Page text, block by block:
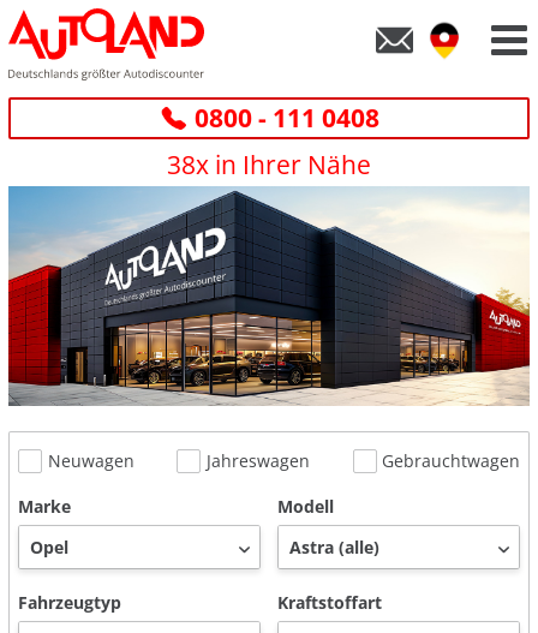
0800 - 111 0408
38x in Ihrer Nähe
Neuwagen Jahreswagen
Gebrauchtwagen
Marke
Modell
Fahrzeugtyp Kraftstoffart